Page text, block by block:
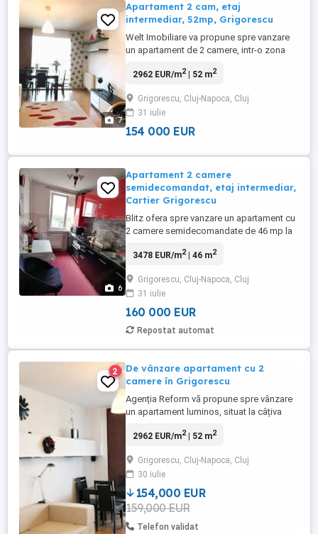
7
Apartament 2 cam, etaj
intermediar, 52mp, Grigorescu
Welt Imobiliare va propune spre vanzare
un apartament de 2 camere, intr-o zona
utila la 52mp este compartimentata astfel:
baie cu geam - hol - balcon inchis
Confortul termic se realizeaza prin
centrala termica ...
2962 EUR/m2| 52 m2
Grigorescu, Cluj-Napoca, Cluj
31 iulie
154 000 EUR
6
Apartament 2 camere
semidecomandat, etaj intermediar,
Cartier Grigorescu
Blitz ofera spre vanzare un apartament cu
2 camere semidecomandate de 46 mp la
iar apartamentul are orientare sudica.
urmator : Hol, bucatarie, 2 camere, si o
baie. Se preda complet mobilat si utilat cu
geamuri ...
3478 EUR/m2| 46 m2
Grigorescu, Cluj-Napoca, Cluj
31 iulie
160 000 EUR
Repostat automat
2
De vânzare apartament cu 2
camere în Grigorescu
Agenția Reform vă propune spre vânzare
un apartament luminos, situat la câțiva
apropiere a promenadei și a pistei de
aproximativ 5 minute de mers pe jos,
oferind acces rapid către orice punct al
orașului. Zona este liniștită, ...
2962 EUR/m2| 52 m2
Grigorescu, Cluj-Napoca, Cluj
30 iulie
154,000 EUR
159,000 EUR
Telefon validat